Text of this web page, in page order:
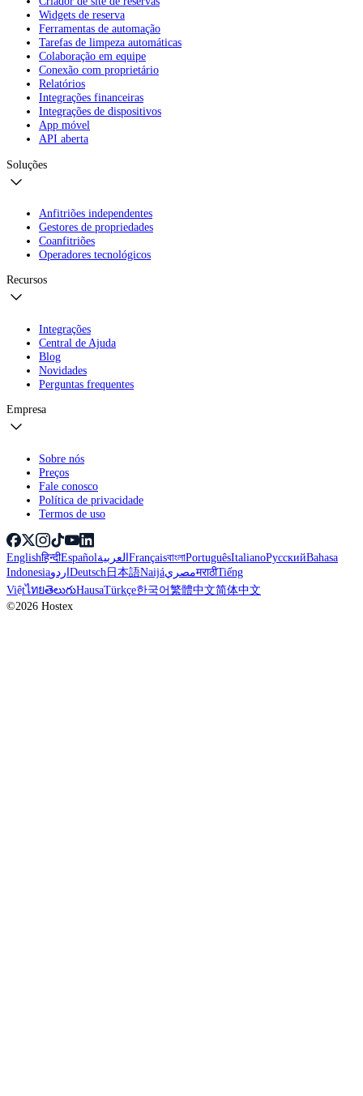
Widgets de reserva
Ferramentas de automação
Tarefas de limpeza automáticas
Colaboração em equipe
Conexão com proprietário
Relatórios
Integrações financeiras
Integrações de dispositivos
App móvel
API aberta
Soluções
Anfitriões independentes
Gestores de propriedades
Coanfitriões
Operadores tecnológicos
Recursos
Integrações
Central de Ajuda
Blog
Novidades
Perguntas frequentes
Empresa
Sobre nós
Preços
Fale conosco
Política de privacidade
Termos de uso
Englishहिन्दीEspañolالعربيةFrançaisবাংলাPortuguêsItalianoРусскийBahasa
IndonesiaاردوDeutsch日本語NaijáمصريमराठीTiếng
ViệtไทยతెలుగుHausaTürkçe한국어繁體中文简体中文
©2026 Hostex